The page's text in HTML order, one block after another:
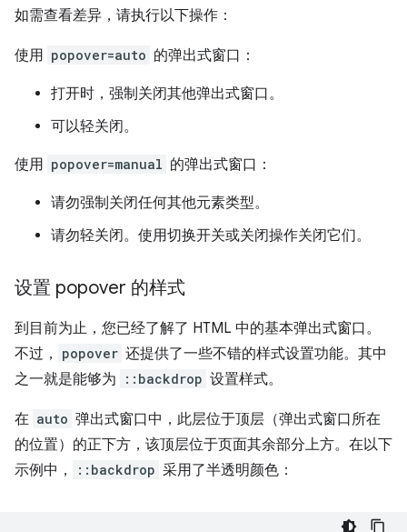
如需查看差异，请执行以下操作：
使用 popover=auto 的弹出式窗口：
打开时，强制关闭其他弹出式窗口。
可以轻关闭。
使用 popover=manual 的弹出式窗口：
请勿强制关闭任何其他元素类型。
请勿轻关闭。使用切换开关或关闭操作关闭它们。
设置 popover 的样式
到目前为止，您已经了解了 HTML 中的基本弹出式窗口。
不过，
popover 还提供了一些不错的样式设置功能。其中
之一就是能够为
::backdrop 设置样式。
在 auto 弹出式窗口中，此层位于顶层（弹出式窗口所在
的位置）的正下方，该顶层位于页面其余部分上方。在以下
示例中，
::backdrop 采用了半透明颜色：